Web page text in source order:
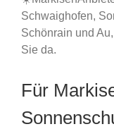
Schwaighofen,
Schönrain und
Sie da.
Für